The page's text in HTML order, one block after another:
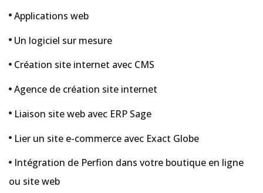
Applications web
Un logiciel sur mesure
Création site internet avec CMS
Agence de création site internet
Liaison site web avec ERP Sage
Lier un site e-commerce avec Exact Globe
Intégration de Perfion dans votre boutique en ligne
ou site web